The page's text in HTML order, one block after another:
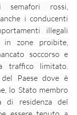
semafori rossi,
i conducenti
illegali
in zone proibite,
soccorso e
traffico limitato.
Paese dove è
, lo Stato membro
di residenza del